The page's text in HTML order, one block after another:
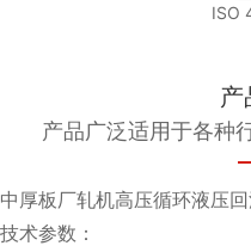
ISO
产
产品广泛适用于各种
中厚板厂轧机高压循环液压
技术参数：